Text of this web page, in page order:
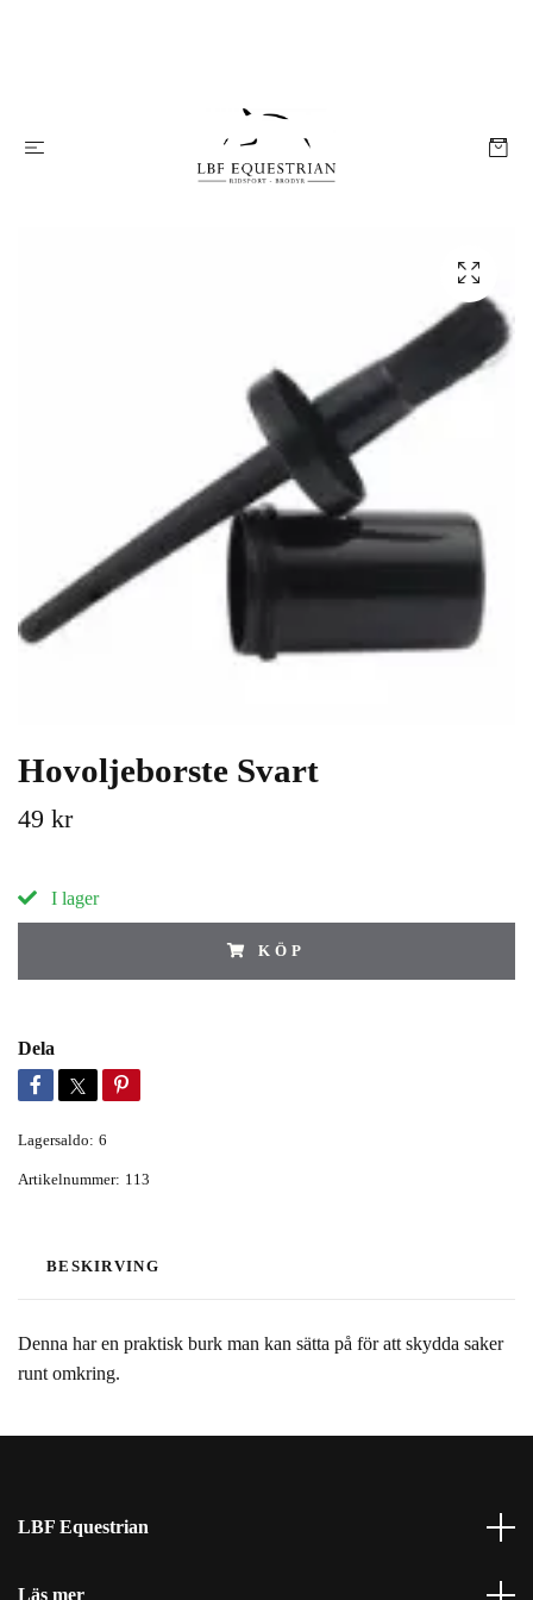
Hovoljeborste Svart
49 kr
I lager
KÖP
Dela
Lagersaldo: 6
Artikelnummer: 113
BESKIRVING
Denna har en praktisk burk man kan sätta på för att skydda saker
runt omkring.
LBF Equestrian
Läs mer